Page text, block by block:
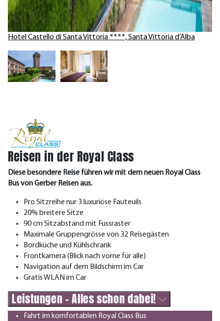
Hotel Castello di Santa Vittoria ****, Santa Vittoria d’Alba
Reisen in der Royal Class
Diese besondere Reise führen wir mit dem neuen Royal Class
Bus von Gerber Reisen aus.
Pro Sitzreihe nur 3 luxuriöse Fauteuils
20% breitere Sitze
90 cm Sitzabstand mit Fussraster
Maximale Gruppengrösse von 32 Reisegästen
Bordküche und Kühlschrank
Frontkamera (Blick nach vorne für alle)
Navigation auf dem Bildschirm im Car
Gratis WLAN im Car
Leistungen - Alles schon dabei!
Fahrt im komfortablen Royal Class Bus